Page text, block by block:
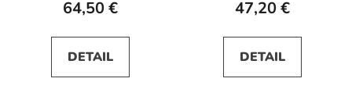
64,50 €
DETAIL
47,20 €
DETAIL